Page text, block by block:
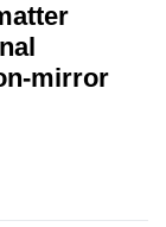
mirror